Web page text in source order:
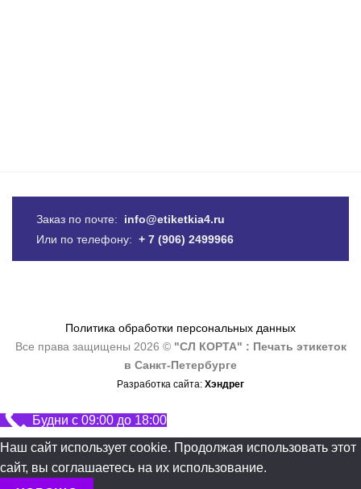
Заказ по почте: info@etiketkia4.ru
Или по телефону: + 7 (906) 2499966
Политика обработки персональных данных
Все права защищены 2026 © "СЛ КОРТА" : Печать этикеток
в Санкт-Петербурге
Разработка сайта: Хэндрег
Будни с 09:00 до 18:00
Наш сайт использует cookie. Продолжая использовать этот
сайт, вы соглашаетесь на их использование.